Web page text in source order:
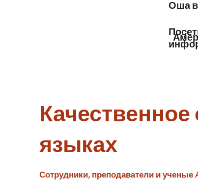
Оша в
языках
Сотрудники, преподаватели и